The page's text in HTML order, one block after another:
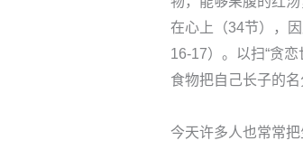
在心上（34节），
16-17）。以扫“贪
食物把自己长子的名
今天许多人也常常